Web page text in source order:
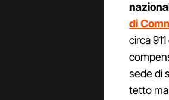
di
circa
sede di
tetto